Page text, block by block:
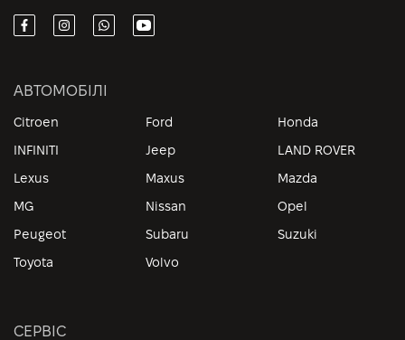
АВТОМОБІЛІ
Citroen Ford
Honda
INFINITI
Jeep
LAND ROVER
Lexus
Maxus
Mazda
MG
Nissan
Opel
Peugeot
Subaru
Suzuki
Toyota
Volvo
СЕРВІС